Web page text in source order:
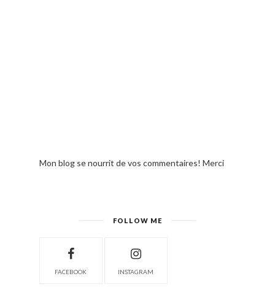
Mon blog se nourrit de vos commentaires! Merci
FOLLOW ME
FACEBOOK INSTAGRAM